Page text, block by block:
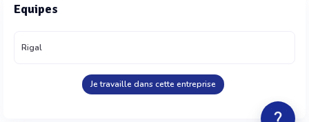
Equipes
Rigal
Je travaille dans cette entreprise